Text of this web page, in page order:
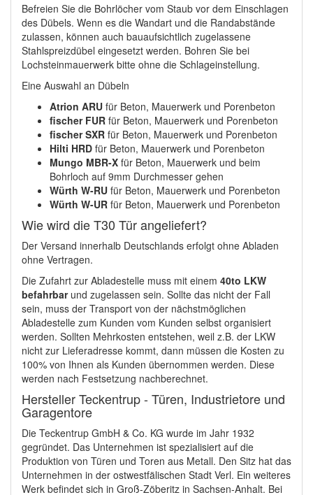
Befreien Sie die Bohrlöcher vom Staub vor dem Einschlagen
des Dübels. Wenn es die Wandart und die Randabstände
zulassen, können auch bauaufsichtlich zugelassene
Stahlspreizdübel eingesetzt werden. Bohren Sie bei
Lochsteinmauerwerk bitte ohne die Schlageinstellung.
Eine Auswahl an Dübeln
Atrion ARU für Beton, Mauerwerk und Porenbeton
fischer FUR für Beton, Mauerwerk und Porenbeton
fischer SXR für Beton, Mauerwerk und Porenbeton
Hilti HRD für Beton, Mauerwerk und Porenbeton
Mungo MBR-X für Beton, Mauerwerk und beim
Bohrloch auf 9mm Durchmesser gehen
Würth W-RU für Beton, Mauerwerk und Porenbeton
Würth W-UR für Beton, Mauerwerk und Porenbeton
Wie wird die T30 Tür angeliefert?
Der Versand innerhalb Deutschlands erfolgt ohne Abladen
ohne Vertragen.
Die Zufahrt zur Abladestelle muss mit einem 40to LKW
befahrbarund zugelassen sein. Sollte das nicht der Fall
sein, muss der Transport von der nächstmöglichen
Abladestelle zum Kunden vom Kunden selbst organisiert
werden. Sollten Mehrkosten entstehen, weil z.B. der LKW
nicht zur Lieferadresse kommt, dann müssen die Kosten zu
100% von Ihnen als Kunden übernommen werden. Diese
werden nach Festsetzung nachberechnet.
Hersteller Teckentrup - Türen, Industrietore und
Garagentore
Die Teckentrup GmbH & Co. KG wurde im Jahr 1932
gegründet. Das Unternehmen ist spezialisiert auf die
Produktion von Türen und Toren aus Metall. Den Sitz hat das
Unternehmen in der ostwestfälischen Stadt Verl. Ein weiteres
Werk befindet sich in Groß-Zöberitz in Sachsen-Anhalt. Bei